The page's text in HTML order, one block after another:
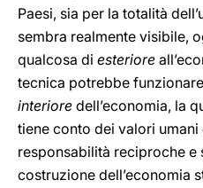
Paesi, sia per la totalità
sembra realmente visibile,
qualcosa di esteriore
tecnica potrebbe
interiore dell’economia, la
tiene conto dei valori
responsabilità reciproche e
costruzione dell’economia